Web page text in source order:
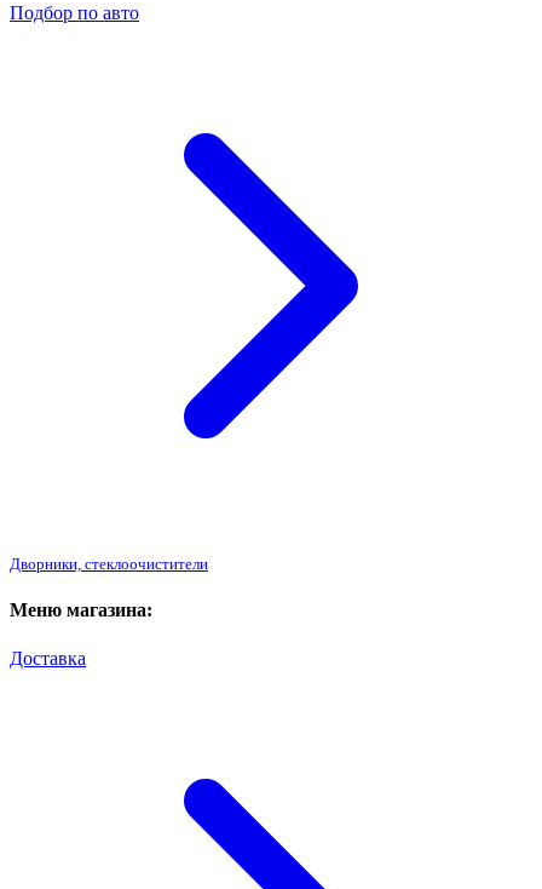
Подбор по авто
Дворники, стеклоочистители
Меню магазина:
Доставка